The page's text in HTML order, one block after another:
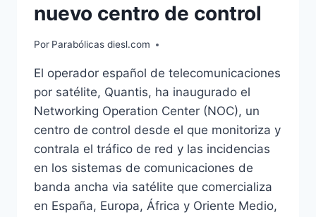
nuevo centro de control
Por Parabólicas diesl.com
El operador español de telecomunicaciones
por satélite, Quantis, ha inaugurado el
Networking Operation Center (NOC), un
centro de control desde el que monitoriza y
contrala el tráfico de red y las incidencias
en los sistemas de comunicaciones de
banda ancha via satélite que comercializa
en España, Europa, África y Oriente Medio,